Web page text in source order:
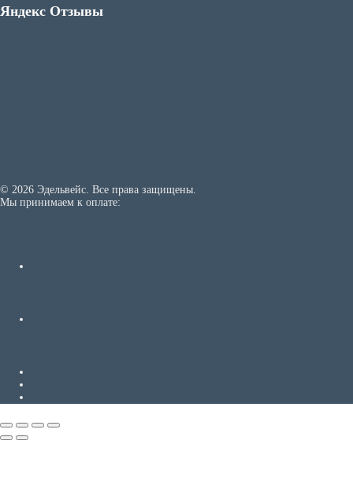
Яндекс Отзывы
© 2026 Эдельвейс. Все права защищены.
Мы принимаем к оплате: